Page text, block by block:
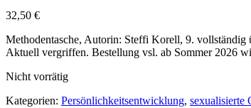
32,50 €
Methodentasche, Autorin: Steffi Korell, 9. vollständig
Aktuell vergriffen. Bestellung vsl. ab Sommer 2026
Nicht vorrätig
Kategorien: Persönlichkeitsentwicklung, sexualisierte